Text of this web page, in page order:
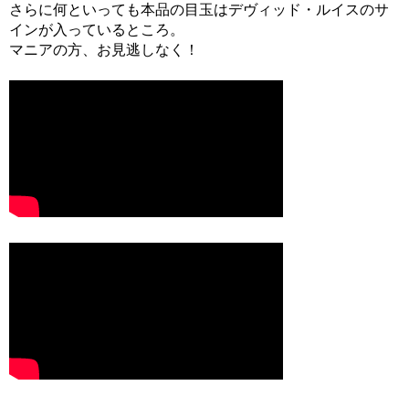
さらに何といっても本品の目玉はデヴィッド・ルイスのサ
インが入っているところ。
マニアの方、お見逃しなく！